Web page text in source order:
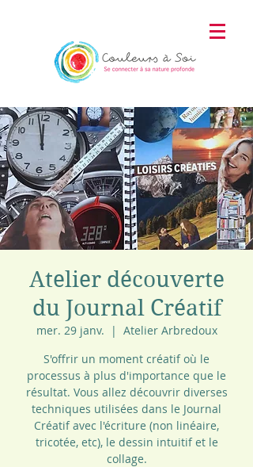
Atelier découverte
du Journal Créatif
mer. 29 janv.
  |
Atelier Arbredoux
S'offrir un moment créatif où le
processus à plus d'importance que le
résultat. Vous allez découvrir diverses
techniques utilisées dans le Journal
Créatif avec l'écriture (non linéaire,
tricotée, etc), le dessin intuitif et le
collage.